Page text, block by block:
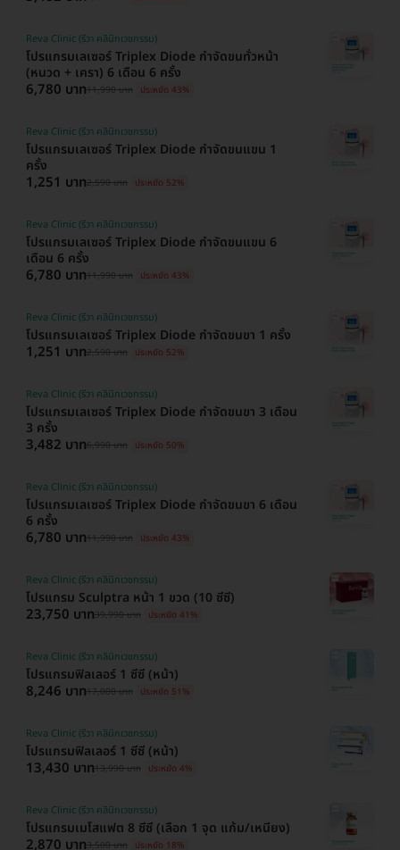
โปรแกรมเลเซอร์ Triplex Diode กำจัดขนทั่วหน้า
(หนวด + เครา) 6 เดือน 6 ครั้ง
Reva Clinic (รีวา คลินิกเวชกรรม)
6,780 บาท11,990 บาท ประหยัด 43%
โปรแกรมเลเซอร์ Triplex Diode กำจัดขนแขน 1
ครั้ง
Reva Clinic (รีวา คลินิกเวชกรรม)
1,251 บาท2,590 บาท ประหยัด 52%
โปรแกรมเลเซอร์ Triplex Diode กำจัดขนแขน 6
เดือน 6 ครั้ง
Reva Clinic (รีวา คลินิกเวชกรรม)
6,780 บาท11,990 บาท ประหยัด 43%
โปรแกรมเลเซอร์ Triplex Diode กำจัดขนขา 1 ครั้ง
Reva Clinic (รีวา คลินิกเวชกรรม)
1,251 บาท2,590 บาท ประหยัด 52%
โปรแกรมเลเซอร์ Triplex Diode กำจัดขนขา 3 เดือน
3 ครั้ง
Reva Clinic (รีวา คลินิกเวชกรรม)
3,482 บาท6,990 บาท ประหยัด 50%
โปรแกรมเลเซอร์ Triplex Diode กำจัดขนขา 6 เดือน
6 ครั้ง
Reva Clinic (รีวา คลินิกเวชกรรม)
6,780 บาท11,990 บาท ประหยัด 43%
โปรแกรม Sculptra หน้า 1 ขวด (10 ซีซี)
Reva Clinic (รีวา คลินิกเวชกรรม)
23,750 บาท39,990 บาท ประหยัด 41%
โปรแกรมฟิลเลอร์ 1 ซีซี (หน้า)
Reva Clinic (รีวา คลินิกเวชกรรม)
8,246 บาท17,000 บาท ประหยัด 51%
โปรแกรมฟิลเลอร์ 1 ซีซี (หน้า)
Reva Clinic (รีวา คลินิกเวชกรรม)
13,430 บาท13,990 บาท ประหยัด 4%
โปรแกรมเมโสแฟต 8 ซีซี (เลือก 1 จุด แก้ม/เหนียง)
Reva Clinic (รีวา คลินิกเวชกรรม)
2,870 บาท3,500 บาท ประหยัด 18%